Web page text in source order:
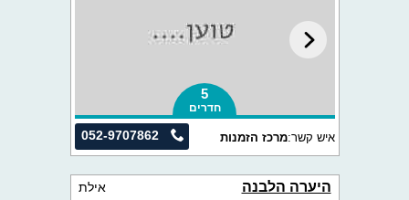
5
חדרים
052-9707862 איש קשר:מרכז הזמנות
היערה הלבנה אילת